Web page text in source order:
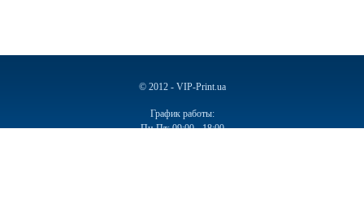
© 2012 - VIP-Print.ua
График работы:
Пн-Пт: 09:00 - 18:00